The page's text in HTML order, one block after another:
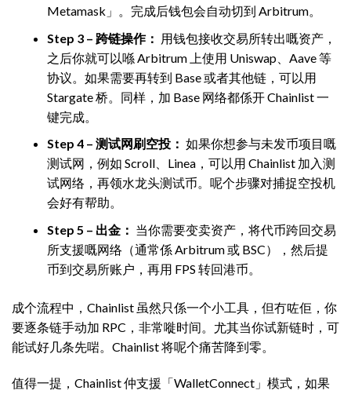
Metamask」。完成后钱包会自动切到 Arbitrum。
Step 3 – 跨链操作： 用钱包接收交易所转出嘅资产，
之后你就可以喺 Arbitrum 上使用 Uniswap、Aave 等
协议。如果需要再转到 Base 或者其他链，可以用
Stargate 桥。同样，加 Base 网络都係开 Chainlist 一
键完成。
Step 4 – 测试网刷空投： 如果你想参与未发币项目嘅
测试网，例如 Scroll、Linea，可以用 Chainlist 加入测
试网络，再领水龙头测试币。呢个步骤对捕捉空投机
会好有帮助。
Step 5 – 出金： 当你需要变卖资产，将代币跨回交易
所支援嘅网络（通常係 Arbitrum 或 BSC），然后提
币到交易所账户，再用 FPS 转回港币。
成个流程中，Chainlist 虽然只係一个小工具，但冇咗佢，你
要逐条链手动加 RPC，非常嘥时间。尤其当你试新链时，可
能试好几条先啱。Chainlist 将呢个痛苦降到零。
值得一提，Chainlist 仲支援「WalletConnect」模式，如果